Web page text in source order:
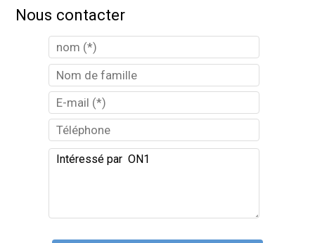
Nous contacter